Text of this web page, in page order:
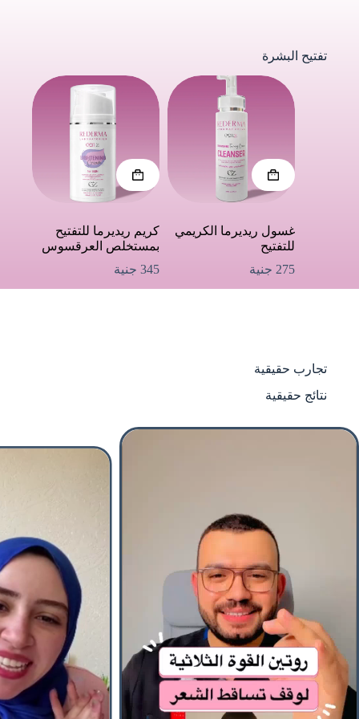
تفتيح البشرة
غسول ريديرما الكريمي
للتفتيح
275 جنية
كريم ريديرما للتفتيح
بمستخلص العرقسوس
345 جنية
تجارب حقيقية
نتائج حقيقية